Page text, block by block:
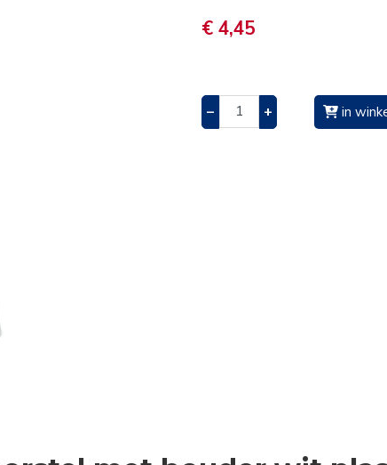
€ 4,45
– + in